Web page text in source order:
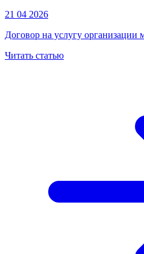
21 04 2026
Договор на услугу организации
Читать статью